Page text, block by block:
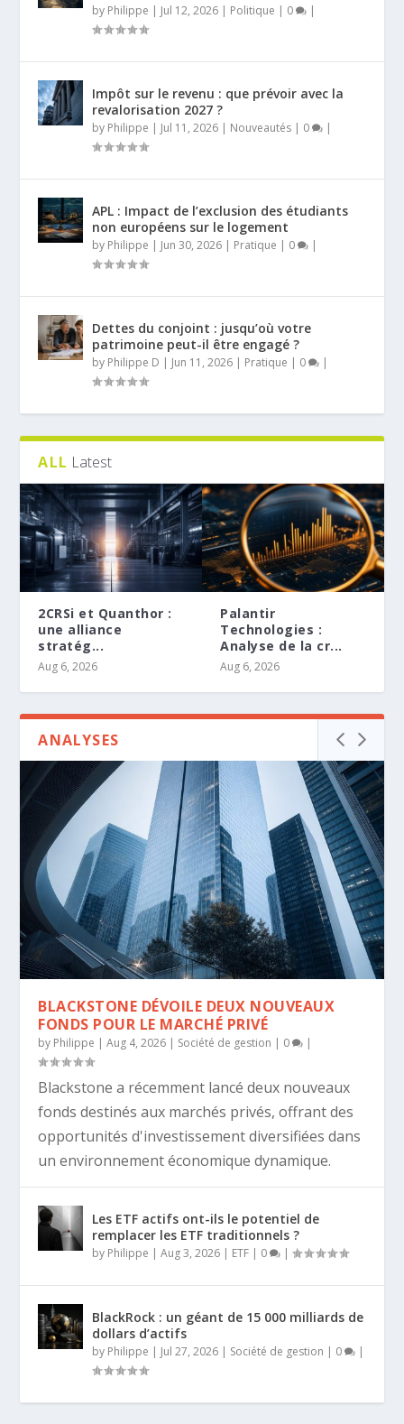
by Philippe | Jul 12, 2026 | Politique | 0 |
Impôt sur le revenu : que prévoir avec la
revalorisation 2027 ?
by Philippe | Jul 11, 2026 | Nouveautés | 0 |
APL : Impact de l’exclusion des étudiants
non européens sur le logement
by Philippe | Jun 30, 2026 | Pratique | 0 |
Dettes du conjoint : jusqu’où votre
patrimoine peut-il être engagé ?
by Philippe D | Jun 11, 2026 | Pratique | 0 |
ALL Latest
Palantir
Technologies :
Analyse de la cr...
Aug 6, 2026
La réalité des
comptes courants :
décryp...
Aug 5, 2026
ANALYSES
BLACKSTONE DÉVOILE DEUX NOUVEAUX
FONDS POUR LE MARCHÉ PRIVÉ
by Philippe |Aug 4, 2026 | Société de gestion | 0 |
Blackstone a récemment lancé deux nouveaux
fonds destinés aux marchés privés, offrant des
opportunités d'investissement diversifiées dans
un environnement économique dynamique.
Les ETF actifs ont-ils le potentiel de
remplacer les ETF traditionnels ?
by Philippe |Aug 3, 2026 | ETF | 0 |
BlackRock : un géant de 15 000 milliards de
dollars d’actifs
by Philippe | Jul 27, 2026 | Société de gestion | 0 |